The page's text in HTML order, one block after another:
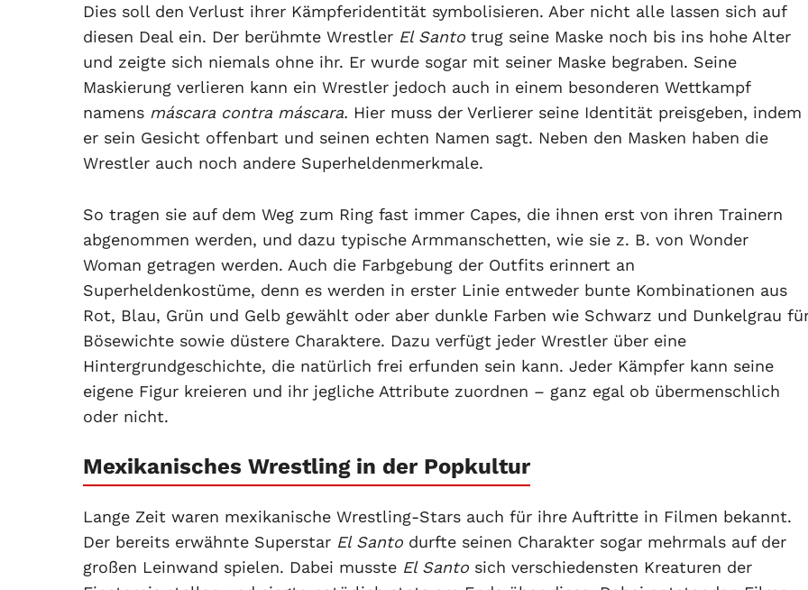
Dies soll den Verlust ihrer Kämpferidentität symbolisieren. Aber nicht alle lassen sich auf
diesen Deal ein. Der berühmte Wrestler El Santo trug seine Maske noch bis ins hohe Alter
und zeigte sich niemals ohne ihr. Er wurde sogar mit seiner Maske begraben. Seine
Maskierung verlieren kann ein Wrestler jedoch auch in einem besonderen Wettkampf
namens máscara contra máscara. Hier muss der Verlierer seine Identität preisgeben, indem
er sein Gesicht offenbart und seinen echten Namen sagt. Neben den Masken haben die
Wrestler auch noch andere Superheldenmerkmale.
So tragen sie auf dem Weg zum Ring fast immer Capes, die ihnen erst von ihren Trainern
abgenommen werden, und dazu typische Armmanschetten, wie sie z. B. von Wonder
Woman getragen werden. Auch die Farbgebung der Outfits erinnert an
Superheldenkostüme, denn es werden in erster Linie entweder bunte Kombinationen aus
Rot, Blau, Grün und Gelb gewählt oder aber dunkle Farben wie Schwarz und Dunkelgrau
Bösewichte sowie düstere Charaktere. Dazu verfügt jeder Wrestler über eine
Hintergrundgeschichte, die natürlich frei erfunden sein kann. Jeder Kämpfer kann seine
eigene Figur kreieren und ihr jegliche Attribute zuordnen – ganz egal ob übermenschlich
oder nicht.
Mexikanisches Wrestling in der Popkultur
Lange Zeit waren mexikanische Wrestling-Stars auch für ihre Auftritte in Filmen bekannt.
Der bereits erwähnte Superstar El Santo durfte seinen Charakter sogar mehrmals auf der
großen Leinwand spielen. Dabei musste El Santo sich verschiedensten Kreaturen der